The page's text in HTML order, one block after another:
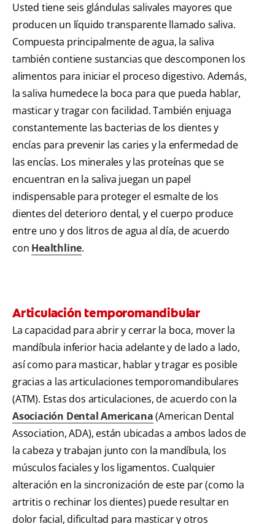
Usted tiene seis glándulas salivales mayores que
producen un líquido transparente llamado saliva.
Compuesta principalmente de agua, la saliva
también contiene sustancias que descomponen los
alimentos para iniciar el proceso digestivo. Además,
la saliva humedece la boca para que pueda hablar,
masticar y tragar con facilidad. También enjuaga
constantemente las bacterias de los dientes y
encías para prevenir las caries y la enfermedad de
las encías. Los minerales y las proteínas que se
encuentran en la saliva juegan un papel
indispensable para proteger el esmalte de los
dientes del deterioro dental, y el cuerpo produce
entre uno y dos litros de agua al día, de acuerdo
con Healthline.
Articulación temporomandibular
La capacidad para abrir y cerrar la boca, mover la
mandíbula inferior hacia adelante y de lado a lado,
así como para masticar, hablar y tragar es posible
gracias a las articulaciones temporomandibulares
(ATM). Estas dos articulaciones, de acuerdo con la
Asociación Dental Americana(American Dental
Association, ADA), están ubicadas a ambos lados de
la cabeza y trabajan junto con la mandíbula, los
músculos faciales y los ligamentos. Cualquier
alteración en la sincronización de este par (como la
artritis o rechinar los dientes) puede resultar en
dolor facial, dificultad para masticar y otros